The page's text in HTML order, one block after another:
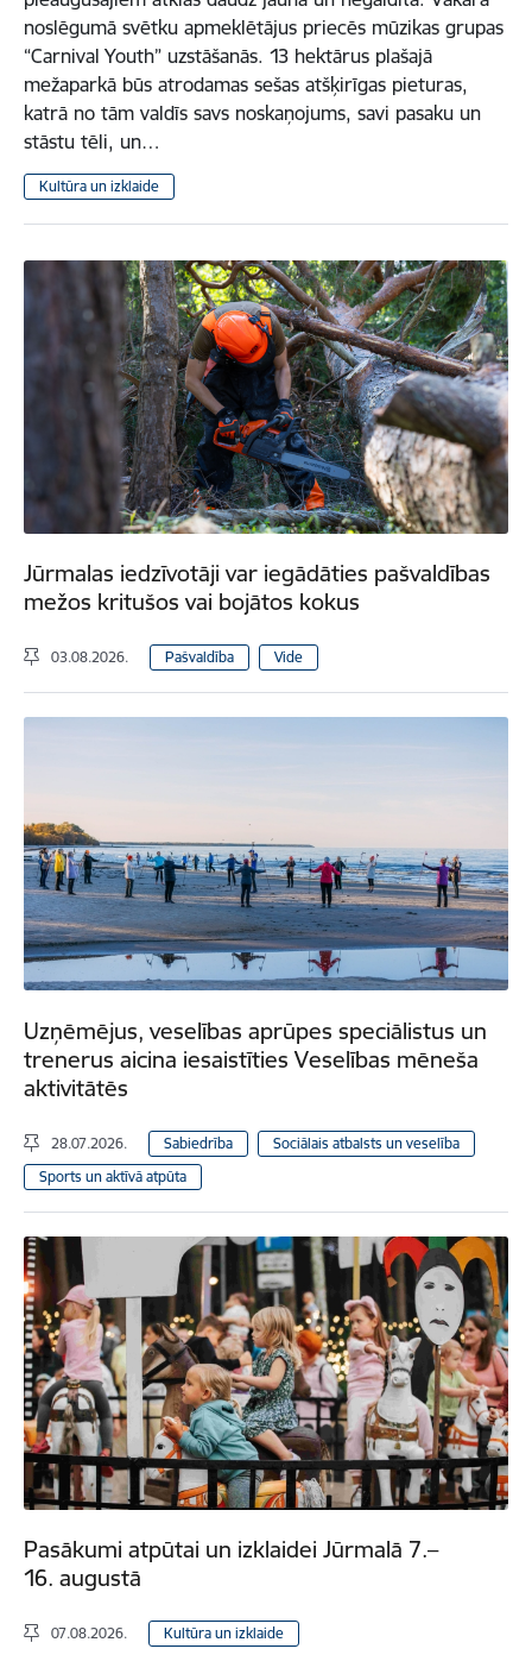
noslēgumā svētku apmeklētājus priecēs mūzikas grupas
“Carnival Youth” uzstāšanās. 13 hektārus plašajā
mežaparkā būs atrodamas sešas atšķirīgas pieturas,
katrā no tām valdīs savs noskaņojums, savi pasaku un
stāstu tēli, un…
Kultūra un izklaide
Jūrmalas iedzīvotāji var iegādāties pašvaldības
mežos kritušos vai bojātos kokus
03.08.2026. Pašvaldība Vide
Uzņēmējus, veselības aprūpes speciālistus un
trenerus aicina iesaistīties Veselības mēneša
aktivitātēs
28.07.2026. Sabiedrība
Sociālais atbalsts un veselība
Sports un aktīvā atpūta
Pasākumi atpūtai un izklaidei Jūrmalā 7.–
16. augustā
07.08.2026. Kultūra un izklaide